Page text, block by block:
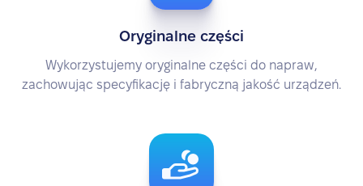
Oryginalne części
Wykorzystujemy oryginalne części do napraw,
zachowując specyfikację i fabryczną jakość urządzeń.